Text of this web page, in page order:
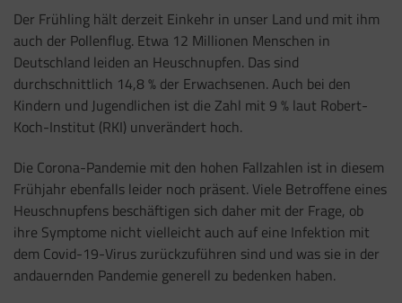
Der Frühling hält derzeit Einkehr in unser Land und mit ihm
auch der Pollenflug. Etwa 12 Millionen Menschen in
Deutschland leiden an Heuschnupfen. Das sind
durchschnittlich 14,8 % der Erwachsenen. Auch bei den
Kindern und Jugendlichen ist die Zahl mit 9 % laut Robert-
Koch-Institut (RKI) unverändert hoch.
Die Corona-Pandemie mit den hohen Fallzahlen ist in diesem
Frühjahr ebenfalls leider noch präsent. Viele Betroffene eines
Heuschnupfens beschäftigen sich daher mit der Frage, ob
ihre Symptome nicht vielleicht auch auf eine Infektion mit
dem Covid-19-Virus zurückzuführen sind und was sie in der
andauernden Pandemie generell zu bedenken haben.